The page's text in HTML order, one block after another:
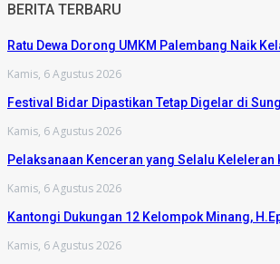
BERITA TERBARU
Ratu Dewa Dorong UMKM Palembang Naik
Kamis, 6 Agustus 2026
Festival Bidar Dipastikan Tetap Digelar di
Kamis, 6 Agustus 2026
Pelaksanaan Kenceran yang Selalu Keleleran
Kamis, 6 Agustus 2026
Kantongi Dukungan 12 Kelompok Minang,
Kamis, 6 Agustus 2026